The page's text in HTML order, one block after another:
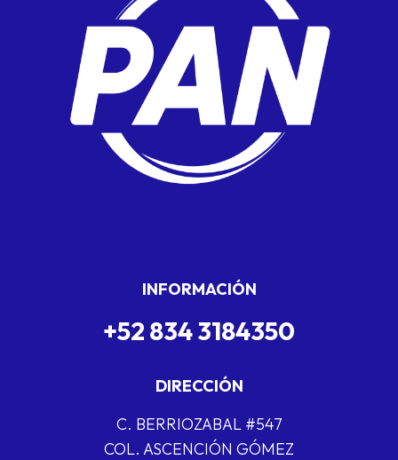
INFORMACIÓN
+52 834 3184350
DIRECCIÓN
C. BERRIOZABAL #547
COL. ASCENCIÓN GÓMEZ